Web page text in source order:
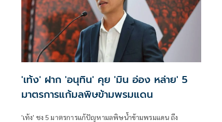
'เท้ง' ฝาก 'อนุทิน' คุย 'มิน อ่อง หล่าย' 5
มาตรการแก้มลพิษข้ามพรมแดน
'เท้ง' ชง 5 มาตรการแก้ปัญหามลพิษน้ำข้ามพรมแดน ถึง